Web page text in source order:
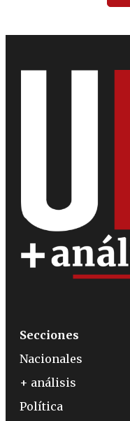
Secciones
Nacionales
+ análisis
Política